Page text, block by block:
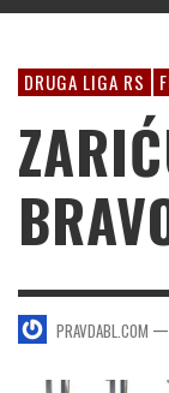
DRUGA LIGA RS
PRAVDABL.COM —